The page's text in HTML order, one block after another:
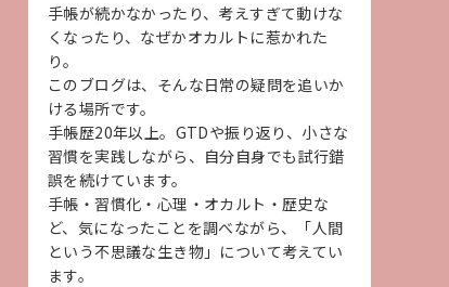
手帳が続かなかったり、考えすぎて動けな
くなったり、なぜかオカルトに惹かれた
り。
このブログは、そんな日常の疑問を追いか
ける場所です。
手帳歴20年以上。GTDや振り返り、小さな
習慣を実践しながら、自分自身でも試行錯
誤を続けています。
手帳・習慣化・心理・オカルト・歴史な
ど、気になったことを調べながら、「人間
という不思議な生き物」について考えてい
ます。